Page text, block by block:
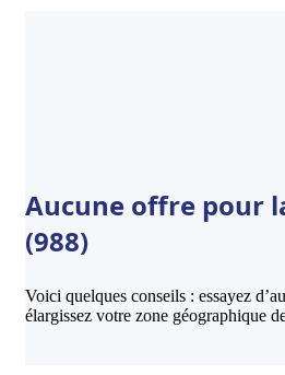
Aucune offre pour
(988)
Voici quelques conseils : essayez
élargissez votre zone géographique